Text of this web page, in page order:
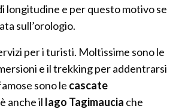
longitudine e per questo motivo se
sull’orologio.
per i turisti. Moltissime sono le
e il trekking per addentrarsi
sono le cascate
anche il lago Tagimaucia che